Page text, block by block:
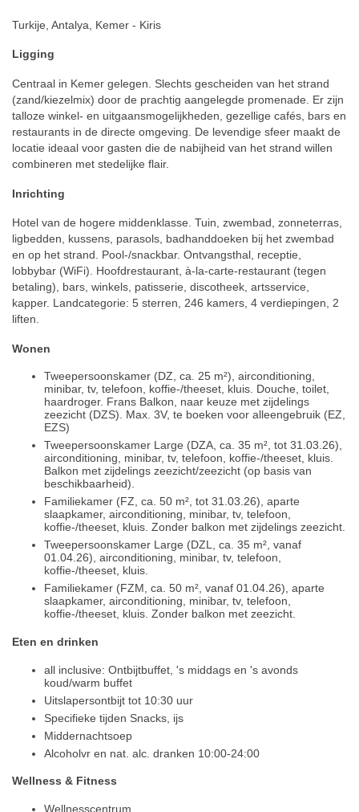
Turkije, Antalya, Kemer - Kiris
Ligging
Centraal in Kemer gelegen. Slechts gescheiden van het strand
(zand/kiezelmix) door de prachtig aangelegde promenade. Er zijn
talloze winkel- en uitgaansmogelijkheden, gezellige cafés, bars en
restaurants in de directe omgeving. De levendige sfeer maakt de
locatie ideaal voor gasten die de nabijheid van het strand willen
combineren met stedelijke flair.
Inrichting
Hotel van de hogere middenklasse. Tuin, zwembad, zonneterras,
ligbedden, kussens, parasols, badhanddoeken bij het zwembad
en op het strand. Pool-/snackbar. Ontvangsthal, receptie,
lobbybar (WiFi). Hoofdrestaurant, à-la-carte-restaurant (tegen
betaling), bars, winkels, patisserie, discotheek, artsservice,
kapper. Landcategorie: 5 sterren, 246 kamers, 4 verdiepingen, 2
liften.
Wonen
Tweepersoonskamer (DZ, ca. 25 m²), airconditioning,
minibar, tv, telefoon, koffie-/theeset, kluis. Douche, toilet,
haardroger. Frans Balkon, naar keuze met zijdelings
zeezicht (DZS). Max. 3V, te boeken voor alleengebruik (EZ,
EZS)
Tweepersoonskamer Large (DZA, ca. 35 m², tot 31.03.26),
airconditioning, minibar, tv, telefoon, koffie-/theeset, kluis.
Balkon met zijdelings zeezicht/zeezicht (op basis van
beschikbaarheid).
Familiekamer (FZ, ca. 50 m², tot 31.03.26), aparte
slaapkamer, airconditioning, minibar, tv, telefoon,
koffie-/theeset, kluis. Zonder balkon met zijdelings zeezicht.
Tweepersoonskamer Large (DZL, ca. 35 m², vanaf
01.04.26), airconditioning, minibar, tv, telefoon,
koffie-/theeset, kluis.
Familiekamer (FZM, ca. 50 m², vanaf 01.04.26), aparte
slaapkamer, airconditioning, minibar, tv, telefoon,
koffie-/theeset, kluis. Zonder balkon met zeezicht.
Eten en drinken
all inclusive: Ontbijtbuffet, 's middags en 's avonds
koud/warm buffet
Uitslapersontbijt tot 10:30 uur
Specifieke tijden Snacks, ijs
Middernachtsoep
Alcoholvr en nat. alc. dranken 10:00-24:00
Wellness & Fitness
Wellnesscentrum